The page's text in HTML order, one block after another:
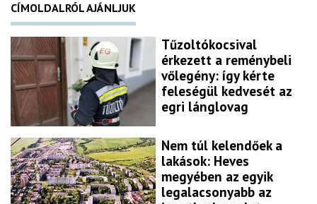
CÍMOLDALRÓL AJÁNLJUK
Tűzoltókocsival
érkezett a reménybeli
vőlegény: így kérte
feleségül kedvesét az
egri lánglovag
Nem túl kelendőek a
lakások: Heves
megyében az egyik
legalacsonyabb az